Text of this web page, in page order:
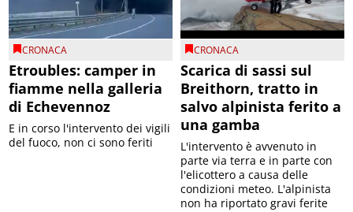
CRONACA
Etroubles: camper in
fiamme nella galleria
di Echevennoz
E in corso l'intervento dei vigili
del fuoco, non ci sono feriti
CRONACA
Scarica di sassi sul
Breithorn, tratto in
salvo alpinista ferito a
una gamba
L'intervento è avvenuto in
parte via terra e in parte con
l'elicottero a causa delle
condizioni meteo. L'alpinista
non ha riportato gravi ferite